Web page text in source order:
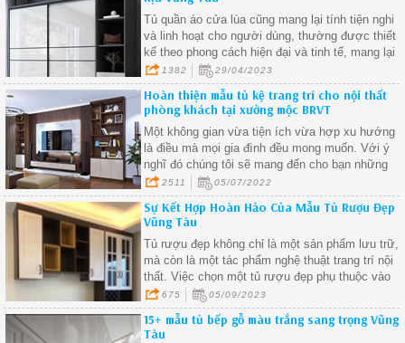
Tủ quần áo cửa lùa cũng mang lại tính tiện nghi
và linh hoạt cho người dùng, thường được thiết
kế theo phong cách hiện đại và tinh tế, mang lại
vẻ đẹp sang trọng cho không gian nội thất của
bạn
1382 29/04/2023
Hoàn thiện mẫu tủ kệ trang trí cho nội thất
phòng khách tại xưởng mộc BRVT
Một không gian vừa tiện ích vừa hợp xu hướng
là điều mà mọi gia đình đều mong muốn. Với ý
nghĩ đó chúng tôi sẽ mang đến cho bạn những
mẫu tủ đẹp nhất chất lượng nhất
2511 05/07/2022
Sự Kết Hợp Hoàn Hảo Của Mẫu Tủ Rượu Đẹp
Vũng Tàu
Tủ rượu đẹp không chỉ là một sản phẩm lưu trữ,
mà còn là một tác phẩm nghệ thuật trang trí nội
thất. Việc chọn một tủ rượu đẹp phụ thuộc vào
nhu cầu của bạn về lưu trữ và phong cách trang
trí.
675 05/09/2023
15+ mẫu tủ bếp gỗ màu trắng sang trọng Vũng
Tàu